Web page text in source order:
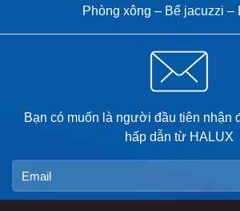
Phòng xông – Bể jacuzzi –
Bạn có muốn là người đầu tiên nhận
hấp dẫn từ HALUX